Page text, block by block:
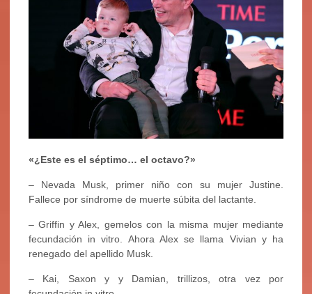
«¿Este es el séptimo… el octavo?»
– Nevada Musk, primer niño con su mujer Justine.
Fallece por síndrome de muerte súbita del lactante.
– Griffin y Alex, gemelos con la misma mujer mediante
fecundación in vitro. Ahora Alex se llama Vivian y ha
renegado del apellido Musk.
– Kai, Saxon y y Damian, trillizos, otra vez por